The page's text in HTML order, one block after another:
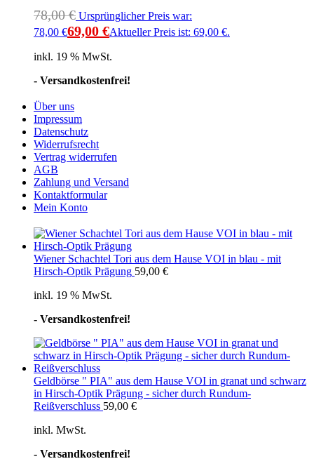
78,00€ Ursprünglicher Preis war:
78,00 €69,00 €Aktueller Preis ist: 69,00 €.
inkl. 19 % MwSt.
- Versandkostenfrei!
Über uns
Impressum
Datenschutz
Widerrufsrecht
Vertrag widerrufen
AGB
Zahlung und Versand
Kontaktformular
Mein Konto
Wiener Schachtel Tori aus dem Hause VOI in blau - mit
Hirsch-Optik Prägung 59,00 €
inkl. 19 % MwSt.
- Versandkostenfrei!
Geldbörse " PIA" aus dem Hause VOI in granat und schwarz
in Hirsch-Optik Prägung - sicher durch Rundum-
Reißverschluss 59,00 €
inkl. MwSt.
- Versandkostenfrei!